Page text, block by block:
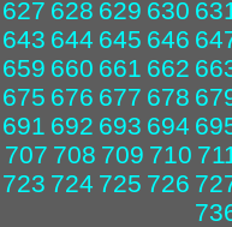
627 628 629 630
643 644 645 646
659 660 661 662
675 676 677 678
691 692 693 694
707 708 709 710
723 724 725 726